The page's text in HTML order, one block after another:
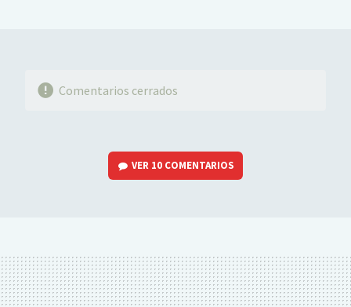
Comentarios cerrados
VER 10 COMENTARIOS